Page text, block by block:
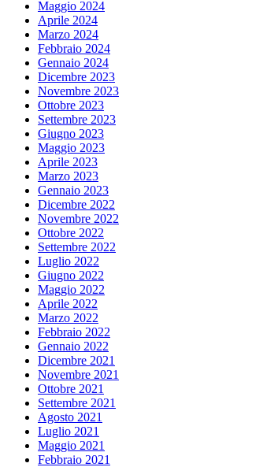
Maggio 2024
Aprile 2024
Marzo 2024
Febbraio 2024
Gennaio 2024
Dicembre 2023
Novembre 2023
Ottobre 2023
Settembre 2023
Giugno 2023
Maggio 2023
Aprile 2023
Marzo 2023
Gennaio 2023
Dicembre 2022
Novembre 2022
Ottobre 2022
Settembre 2022
Luglio 2022
Giugno 2022
Maggio 2022
Aprile 2022
Marzo 2022
Febbraio 2022
Gennaio 2022
Dicembre 2021
Novembre 2021
Ottobre 2021
Settembre 2021
Agosto 2021
Luglio 2021
Maggio 2021
Febbraio 2021